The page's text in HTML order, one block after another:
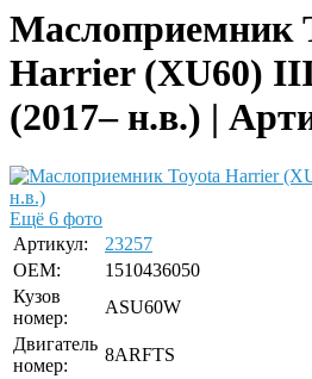
Маслоприемник
Harrier (XU60) III
(2017– н.в.) |
Ещё 6 фото
Артикул:
23257
OEM:
1510436050
Кузов
номер:
ASU60W
Двигатель
номер:
8ARFTS